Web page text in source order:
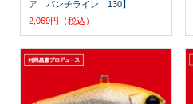
ア パンチライン 130】
2,069円（税込）